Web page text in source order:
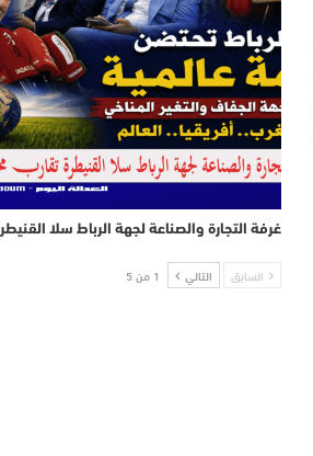
غرفة التجارة والصناعة لجهة الرباط سلا
السابق التالي 1 من 5